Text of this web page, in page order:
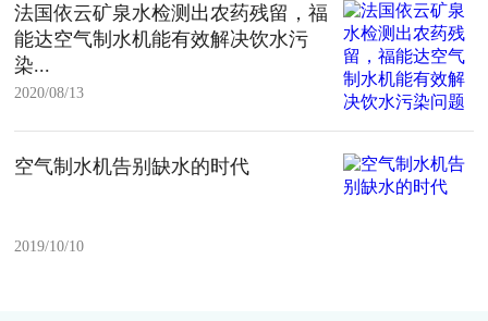
法国依云矿泉水检测出农药残留，福
能达空气制水机能有效解决饮水污
染...
2020/08/13
空气制水机告别缺水的时代
2019/10/10